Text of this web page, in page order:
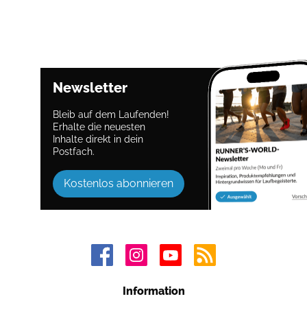
Newsletter
Bleib auf dem Laufenden!
Erhalte die neuesten
Inhalte direkt in dein
Postfach.
Kostenlos abonnieren
Information